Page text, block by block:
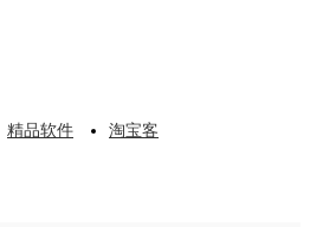
精品软件 淘宝客